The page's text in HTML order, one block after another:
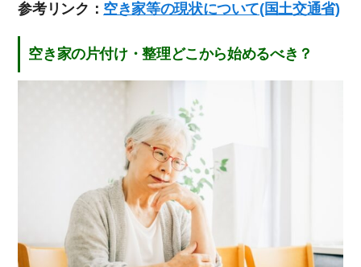
参考リンク： 空き家等の現状について(国土交通省)
空き家の片付け・整理どこから始めるべき？